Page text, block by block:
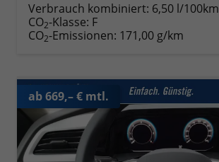
Verbrauch kombiniert: 6,50 l/100km
CO2-Klasse: F
CO2-Emissionen: 171,00 g/km
ab 669,– € mtl.